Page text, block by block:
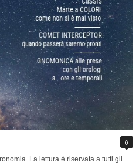
0
La lettura è riservata a tutti gli